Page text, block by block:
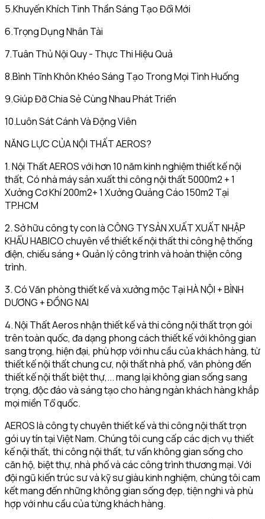
5.Khuyến Khích Tinh Thần Sáng Tạo Đổi Mới
6.Trọng Dụng Nhân Tài
7.Tuân Thủ Nội Quy - Thực Thi Hiệu Quả
8.Bình Tĩnh Khôn Khéo Sáng Tạo Trong Mọi Tình Huống
9.Giúp Đỡ Chia Sẻ Cùng Nhau Phát Triển
10.Luôn Sát Cánh Và Động Viên
NĂNG LỰC CỦA NỘI THẤT AEROS?
1. Nội Thất AEROS với hơn 10 năm kinh nghiệm thiết kế nội
thất, Có nhà máy sản xuất thi công nội thất 5000m2 + 1
Xưởng Cơ Khí 200m2+ 1 Xưởng Quảng Cáo 150m2 Tại
TP.HCM
2. Sở hữu công ty con là CÔNG TY SẢN XUẤT XUẤT NHẬP
KHẨU HABICO chuyên về thiết kế nội thất thi công hệ thống
điện, chiếu sáng + Quản lý công trình và hoàn thiện công
trình.
3. Có Văn phòng thiết kế và xưởng mộc Tại HÀ NỘI + BÌNH
DƯƠNG + ĐỒNG NAI
4. Nội Thất Aeros nhận thiết kế và thi công nội thất trọn gói
trên toàn quốc, đa dạng phong cách thiết kế với không gian
sang trọng, hiện đại, phù hợp với nhu cầu của khách hàng, từ
thiết kế nội thất chung cư, nội thất nhà phố, văn phòng đến
thiết kế nội thất biệt thự,... mang lại không gian sống sang
trọng, độc đáo và sáng tạo cho hàng ngàn khách hàng khắp
mọi miền Tổ quốc.
AEROS là công ty chuyên thiết kế và thi công nội thất trọn
gói uy tín tại Việt Nam. Chúng tôi cung cấp các dịch vụ thiết
kế nội thất, thi công nội thất, tư vấn không gian sống cho
căn hộ, biệt thự, nhà phố và các công trình thương mại. Với
đội ngũ kiến trúc sư và kỹ sư giàu kinh nghiệm, chúng tôi cam
kết mang đến những không gian sống đẹp, tiện nghi và phù
hợp với nhu cầu của từng khách hàng.